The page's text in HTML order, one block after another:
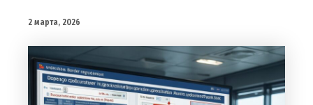
2 марта, 2026